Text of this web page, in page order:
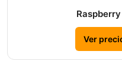
Ver